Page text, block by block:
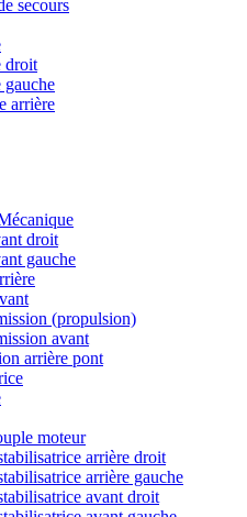
secours
droit
arrière
droit
gauche
(propulsion)
avant
arrière pont
moteur
arrière droit
arrière gauche
avant droit